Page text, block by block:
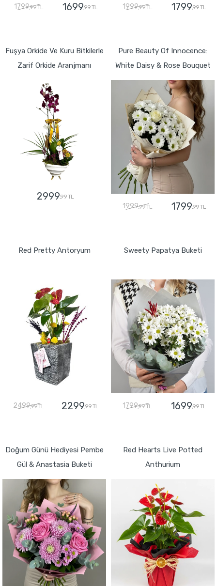
1799,99 TL 1699,99 TL 1999,99 TL 1799,99 TL
Fuşya Orkide Ve Kuru Bitkilerle
Zarif Orkide Aranjmanı
2999,99 TL
Pure Beauty Of Innocence:
White Daisy & Rose Bouquet
1999,99 TL 1799,99 TL
Red Pretty Antoryum
2499,99 TL 2299,99 TL
Sweety Papatya Buketi
1799,99 TL 1699,99 TL
Doğum Günü Hediyesi Pembe
Gül & Anastasia Buketi
Red Hearts Live Potted
Anthurium